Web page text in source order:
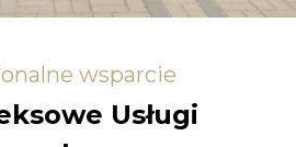
wsparcie
Usługi